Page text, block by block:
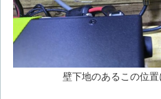
壁下地のあるこの位